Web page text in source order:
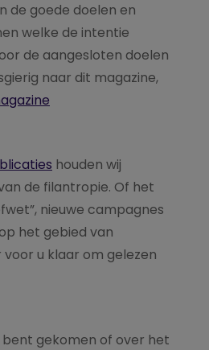
de goede doelen en
welke de intentie
de aangesloten doelen
naar dit magazine,
houden wij
de filantropie. Of het
nieuwe campagnes
het gebied van
u klaar om gelezen
gekomen of over het